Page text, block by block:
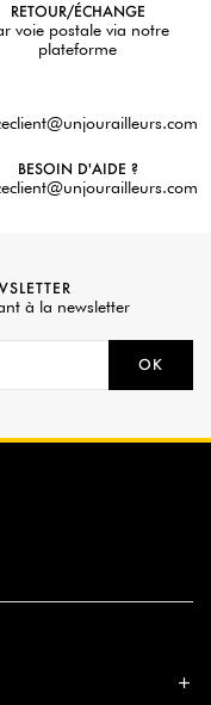
RETOUR/ÉCHANGE
voie postale via notre
plateforme
BESOIN D'AIDE ?
à la newsletter
OK